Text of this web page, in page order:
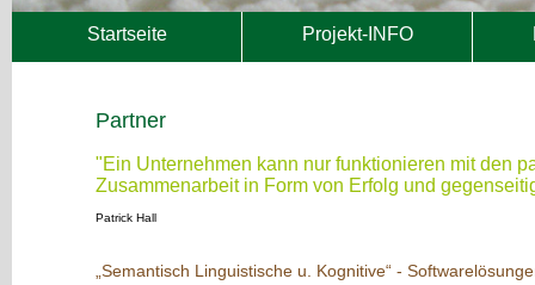
Startseite Projekt-INFO
Partner
"Ein Unternehmen kann nur funktionieren mit den
Zusammenarbeit in Form von Erfolg und
Patrick Hall
„Semantisch Linguistische u. Kognitive“ -